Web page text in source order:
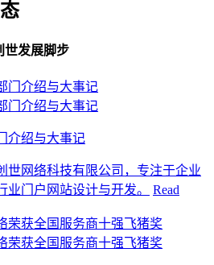
世发展脚步
介绍与大事记
世网络科技有限公司，专注于企业
业门户网站设计与开发。
Read